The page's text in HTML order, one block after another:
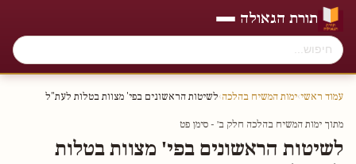
תורת הגאולה
עמוד ראשי›ימות המשיח בהלכה›לשיטות הראשונים בפי' מצוות בטלות לעת"ל
מתוך ימות המשיח בהלכה חלק ב׳ - סימן פט
לשיטות הראשונים בפי' מצוות בטלות